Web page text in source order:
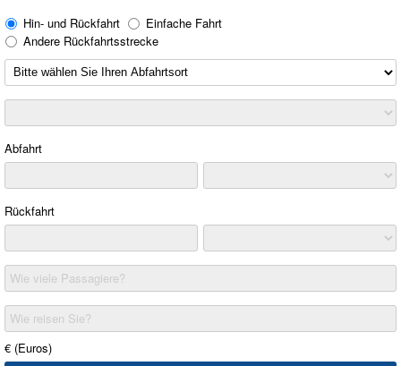
Hin- und Rückfahrt
Einfache Fahrt
Andere Rückfahrtsstrecke
Abfahrt
Rückfahrt
Wie viele Passagiere?
Wie reisen Sie?
€ (Euros)